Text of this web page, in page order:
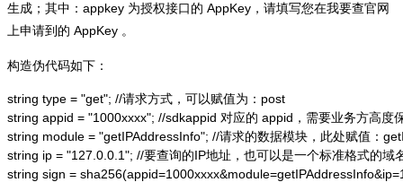
生成；其中：appkey 为授权接口的 AppKey，请填写您在我要查官网
上申请到的 AppKey 。
构造伪代码如下：
string type = "get"; //请求方式，可以赋值为：post
string appid = "1000xxxx"; //sdkappid 对应的 appid，需要业务方高度
string module = "getIPAddressInfo"; //请求的数据模块，此处赋值：
string ip = "127.0.0.1"; //要查询的IP地址，也可以是一个标准格式的域
string sign =